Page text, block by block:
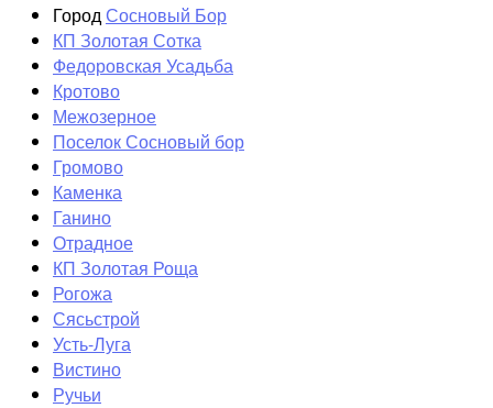
ГородСосновый Бор
КП Золотая Сотка
Федоровская Усадьба
Кротово
Межозерное
Поселок Сосновый бор
Громово
Каменка
Ганино
Отрадное
КП Золотая Роща
Рогожа
Сясьстрой
Усть-Луга
Вистино
Ручьи